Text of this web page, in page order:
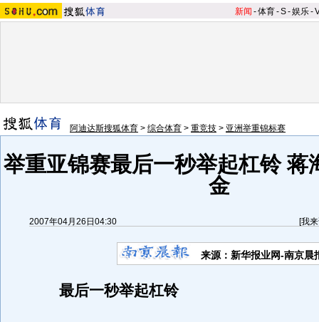
新闻 -体育-S-娱乐-
阿迪达斯搜狐体育 > 综合体育 > 重竞技 > 亚洲举重锦标赛
举重亚锦赛最后一秒举起杠铃 蒋
金
2007年04月26日04:30 [我
来源：新华报业网-南京晨
最后一秒举起杠铃